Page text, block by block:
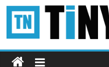
Passer
contenu
Tinynews